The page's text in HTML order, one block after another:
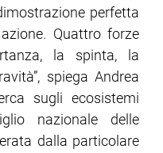
perfetta
Quattro forze
la spinta, la
spiega Andrea
sugli ecosistemi
nazionale delle
dalla particolare